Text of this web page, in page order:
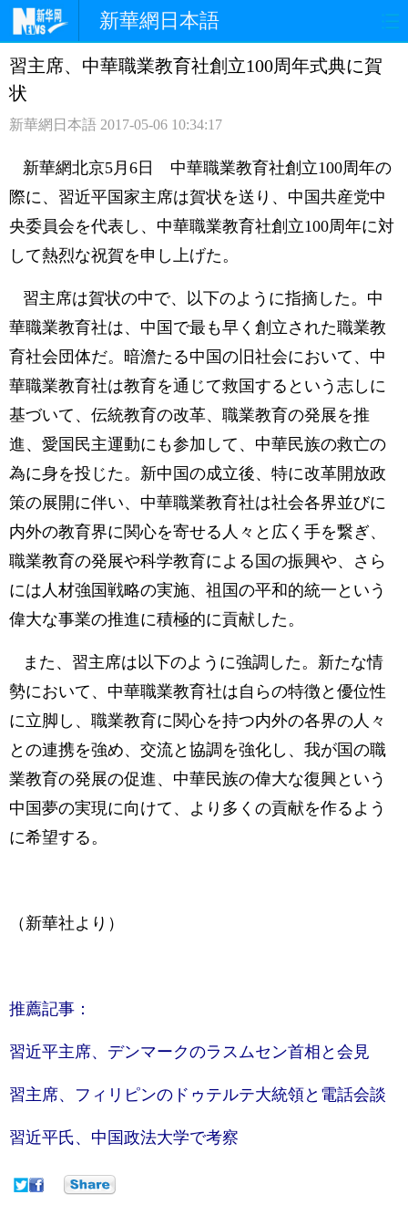
新華網日本語
ホームページ 政治 経済
観光 評論 写真
中日対訳
習主席、中華職業教育社創立100周年式典に賀
状
新華網日本語 2017-05-06 10:34:17
新華網北京5月6日 中華職業教育社創立100周年の
際に、習近平国家主席は賀状を送り、中国共産党中
央委員会を代表し、中華職業教育社創立100周年に対
して熱烈な祝賀を申し上げた。
習主席は賀状の中で、以下のように指摘した。中
華職業教育社は、中国で最も早く創立された職業教
育社会団体だ。暗澹たる中国の旧社会において、中
華職業教育社は教育を通じて救国するという志しに
基づいて、伝統教育の改革、職業教育の発展を推
進、愛国民主運動にも参加して、中華民族の救亡の
為に身を投じた。新中国の成立後、特に改革開放政
策の展開に伴い、中華職業教育社は社会各界並びに
内外の教育界に関心を寄せる人々と広く手を繋ぎ、
職業教育の発展や科学教育による国の振興や、さら
には人材強国戦略の実施、祖国の平和的統一という
偉大な事業の推進に積極的に貢献した。
また、習主席は以下のように強調した。新たな情
勢において、中華職業教育社は自らの特徴と優位性
に立脚し、職業教育に関心を持つ内外の各界の人々
との連携を強め、交流と協調を強化し、我が国の職
業教育の発展の促進、中華民族の偉大な復興という
中国夢の実現に向けて、より多くの貢献を作るよう
に希望する。
（新華社より）
推薦記事：
習近平主席、デンマークのラスムセン首相と会見
習主席、フィリピンのドゥテルテ大統領と電話会談
習近平氏、中国政法大学で考察